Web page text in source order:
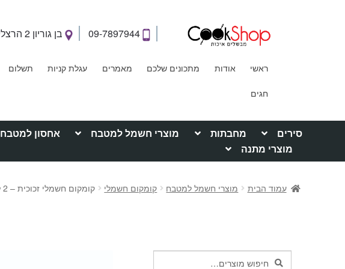
09-7897944 בן גוריון 2 הרצליה
ראשי אודות מתכונים שלכם מאמרים עגלת קניות תשלום
חגים
סירים מחבתות מוצרי חשמל למטבח אחסון למטבח
מוצרי מתנה
עמוד הבית מוצרי חשמל למטבח קומקום חשמלי קומקום חשמלי זכוכית – 2 ליטר
חיפושחיפוש